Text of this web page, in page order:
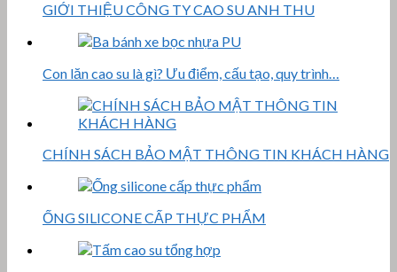
GIỚI THIỆU CÔNG TY CAO SU ANH THU
Con lăn cao su là gì? Ưu điểm, cấu tạo, quy trình…
CHÍNH SÁCH BẢO MẬT THÔNG TIN KHÁCH HÀNG
ỐNG SILICONE CẤP THỰC PHẨM